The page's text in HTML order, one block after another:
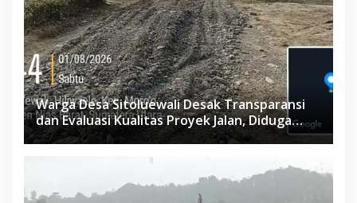
Warga Desa Sitoluewali Desak Transparansi
dan Evaluasi Kualitas Proyek Jalan, Diduga
Minim Informasi